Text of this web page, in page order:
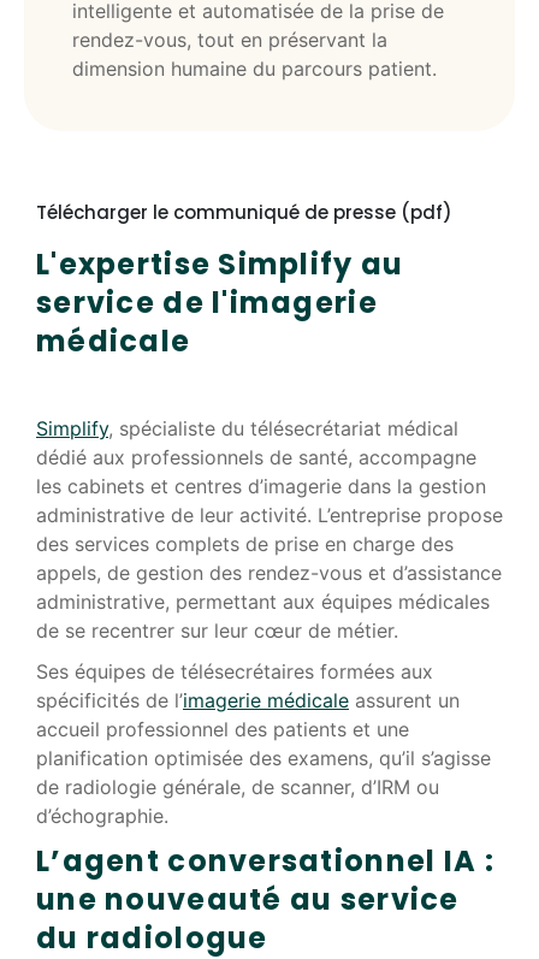
intelligente et automatisée de la prise de
rendez-vous, tout en préservant la
dimension humaine du parcours patient.
Télécharger le communiqué de presse (pdf)
L'expertise Simplify au
service de l'imagerie
médicale
Simplify, spécialiste du télésecrétariat médical
dédié aux professionnels de santé, accompagne
les cabinets et centres d’imagerie dans la gestion
administrative de leur activité. L’entreprise propose
des services complets de prise en charge des
appels, de gestion des rendez-vous et d’assistance
administrative, permettant aux équipes médicales
de se recentrer sur leur cœur de métier.
Ses équipes de télésecrétaires formées aux
spécificités de l’imagerie médicale assurent un
accueil professionnel des patients et une
planification optimisée des examens, qu’il s’agisse
de radiologie générale, de scanner, d’IRM ou
d’échographie.
L’agent conversationnel IA :
une nouveauté au service
du radiologue